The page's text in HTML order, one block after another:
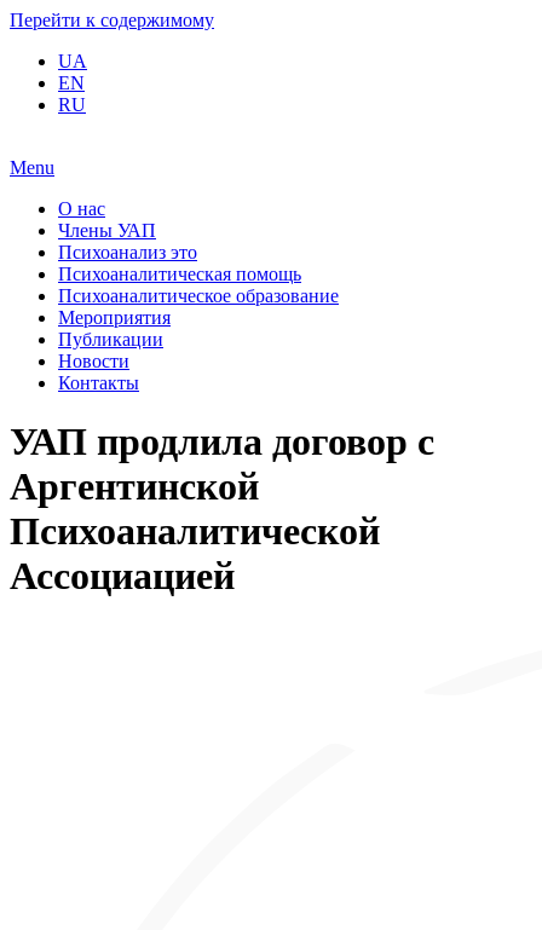
Перейти к содержимому
UA
EN
RU
Menu
О нас
Члены УАП
Психоанализ это
Психоаналитическая помощь
Психоаналитическое образование
Мероприятия
Публикации
Новости
Контакты
УАП продлила договор с
Аргентинской
Психоаналитической
Ассоциацией